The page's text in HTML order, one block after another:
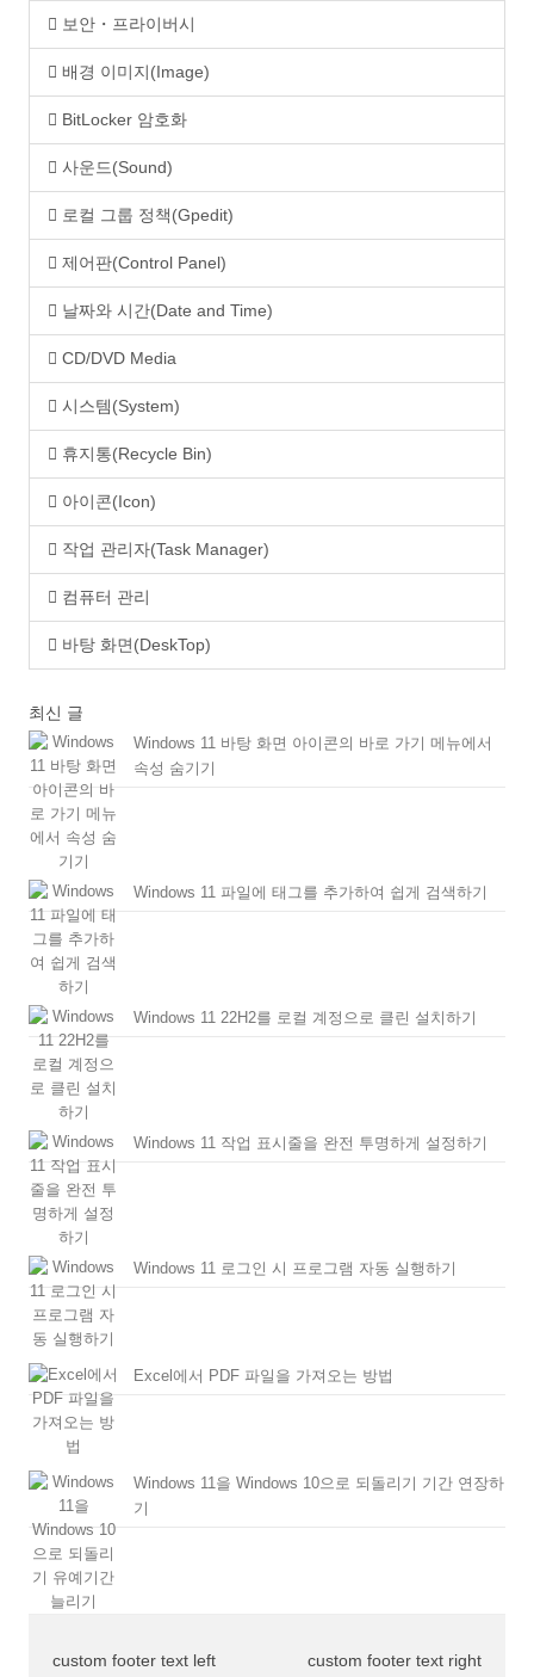
보안・프라이버시
배경 이미지(Image)
BitLocker 암호화
사운드(Sound)
로컬 그룹 정책(Gpedit)
제어판(Control Panel)
날짜와 시간(Date and Time)
CD/DVD Media
시스템(System)
휴지통(Recycle Bin)
아이콘(Icon)
작업 관리자(Task Manager)
컴퓨터 관리
바탕 화면(DeskTop)
최신 글
Windows 11 바탕 화면 아이콘의 바로 가기 메뉴에서
속성 숨기기
Windows 11 파일에 태그를 추가하여 쉽게 검색하기
Windows 11 22H2를 로컬 계정으로 클린 설치하기
Windows 11 작업 표시줄을 완전 투명하게 설정하기
Windows 11 로그인 시 프로그램 자동 실행하기
Excel에서 PDF 파일을 가져오는 방법
Windows 11을 Windows 10으로 되돌리기 기간 연장하
기
custom footer text left custom footer text right